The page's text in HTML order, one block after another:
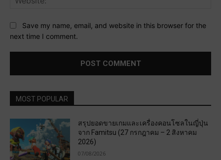
Save my name, email, and website in this browser for the
next time I comment.
MOST POPULAR
สรุปยอดขายเกมและเครื่องคอนโซลในญี่ปุ่น
จาก Famitsu (27 กรกฎาคม – 2 สิงหาคม
2026)
07/08/2026